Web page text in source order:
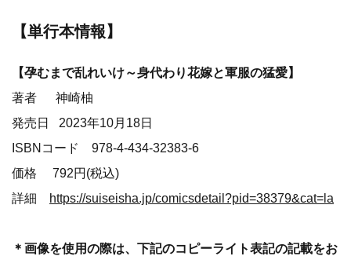
【単行本情報】
【孕むまで乱れいけ～身代わり花嫁と軍服の猛愛】
著者 神崎柚
発売日 2023年10月18日
ISBNコード 978-4-434-32383-6
価格 792円(税込)
詳細
https://suiseisha.jp/comicsdetail?pid=38379&cat=la
＊画像を使用の際は、下記のコピーライト表記の記載をお